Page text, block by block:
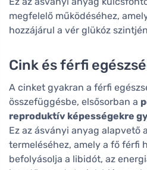
megfelelő működéséhez,
hozzájárul a vér glükóz
Cink és férfi
A cinket gyakran a férfi
összefüggésbe, elsősorban a
reproduktív képességekre
Ez az ásványi anyag alapvető
termeléséhez, amely a fő férfi
befolyásolja a libidót, az